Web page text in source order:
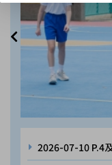
6D鍾懿同學的宗
(07.01.2024)的
齊來談「聖心」
2024/2025年度
本校手鐘隊報導
2026-07-10 P.4